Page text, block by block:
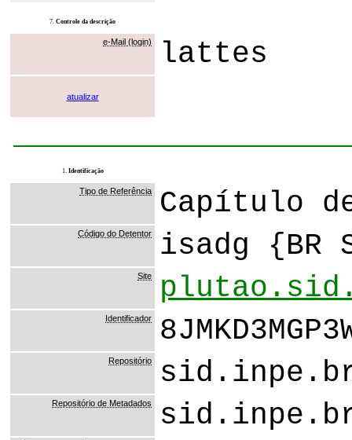
7. Controle da descrição
e-Mail (login) lattes
atualizar
1. Identificação
Tipo de Referência Capítulo
Código do Detentor isadg {BR
Site
Identificador
Repositório
Repositório de Metadados